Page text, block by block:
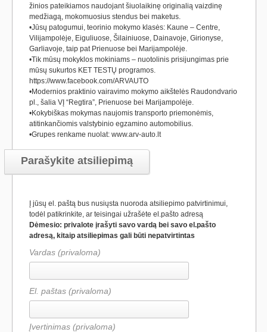
žinios pateikiamos naudojant šiuolaikinę originalią vaizdinę
medžiagą, mokomuosius stendus bei maketus.
•Jūsų patogumui, teorinio mokymo klasės: Kaune – Centre,
Vilijampolėje, Eiguliuose, Šilainiuose, Dainavoje, Girionyse,
Garliavoje, taip pat Prienuose bei Marijampolėje.
•Tik mūsų mokyklos mokiniams – nuotolinis prisijungimas prie
mūsų sukurtos KET TESTŲ programos.
https://www.facebook.com/ARVAUTO
•Modernios praktinio vairavimo mokymo aikštelės Raudondvario
pl., šalia VĮ “Regtira”, Prienuose bei Marijampolėje.
•Kokybiškas mokymas naujomis transporto priemonėmis,
atitinkančiomis valstybinio egzamino automobilius.
•Grupes renkame nuolat: www.arv-auto.lt
Parašykite atsiliepimą
Į jūsų el. paštą bus nusiųsta nuoroda atsiliepimo patvirtinimui,
todėl patikrinkite, ar teisingai užrašėte el.pašto adresą
Dėmesio: privalote įrašyti savo vardą bei savo el.pašto
adresą, kitaip atsiliepimas gali būti nepatvirtintas
Vardas (privaloma)
El. paštas (privaloma)
Įvertinimas (privaloma)